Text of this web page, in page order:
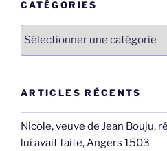
CATÉGORIES
ARTICLES RÉCENTS
Nicole, veuve de Jean Bouju,
lui avait faite, Angers 1503